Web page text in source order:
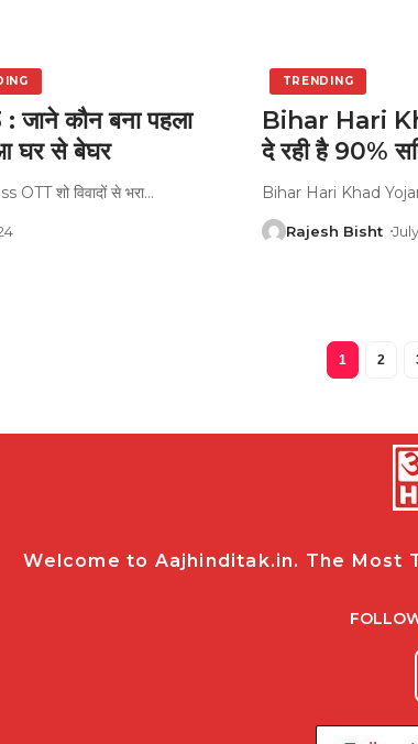
कौन बना पहला
घर से बेघर
शो विवादों से भरा…
TRENDING
Bihar Hari
दे रही है 90%
Bihar Hari Khad
Rajesh Bisht
1 2
Welcome to Aajhinditak.in. The Most